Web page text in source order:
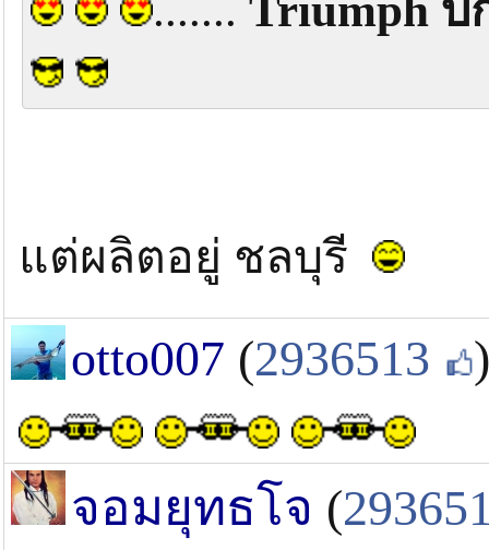
....... Triumph
แต่ผลิตอยู่ ชลบุรี
otto007 (2936513 )
จอมยุทธโจ (